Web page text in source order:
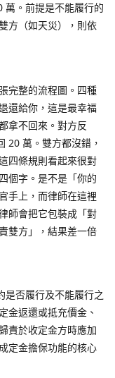
萬。前提是不能履行的
方（如天災），則依
完整的流程圖。四種
還給你，這是最幸福
拿不回來。對方反
20 萬。雙方都沒錯，
四條規則看起來很對
個字。是不是「你的
手上，而律師在這裡
師會把它包裝成「對
雙方」，結果差一倍
是否履行及不能履行之
金返還或抵充價金、
責於收定金方時應加
定金擔保功能的核心